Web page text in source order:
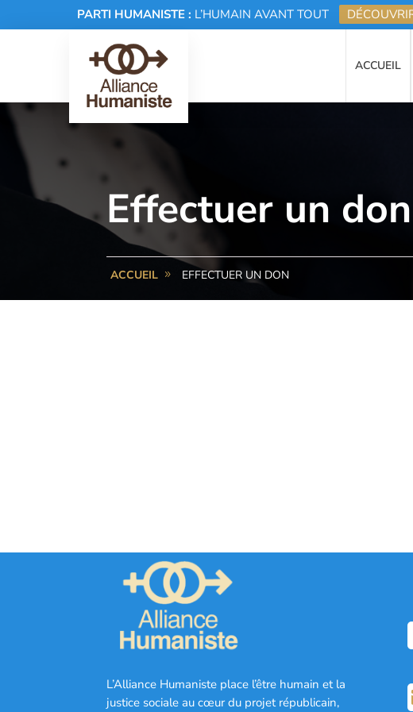
PARTI HUMANISTE : L’HUMAIN AVANT TOUT
ACCUEIL
Effectuer un don
ACCUEIL EFFECTUER UN DON
L’Alliance Humaniste place l’être humain et la
justice sociale au cœur du projet républicain,